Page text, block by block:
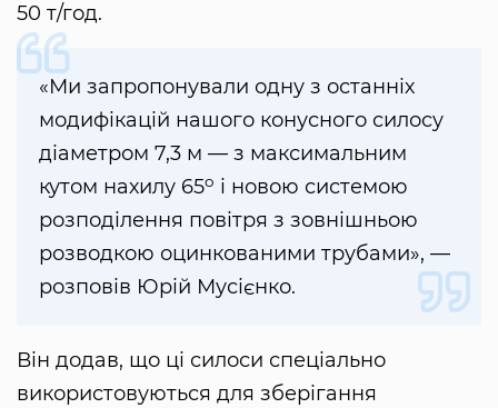
50 т/год.
«Ми запропонували одну з останніх
модифікацій нашого конусного силосу
діаметром 7,3 м — з максимальним
кутом нахилу 65о і новою системою
розподілення повітря з зовнішньою
розводкою оцинкованими трубами», —
розповів Юрій Мусієнко.
Він додав, що ці силоси спеціально
використовуються для зберігання